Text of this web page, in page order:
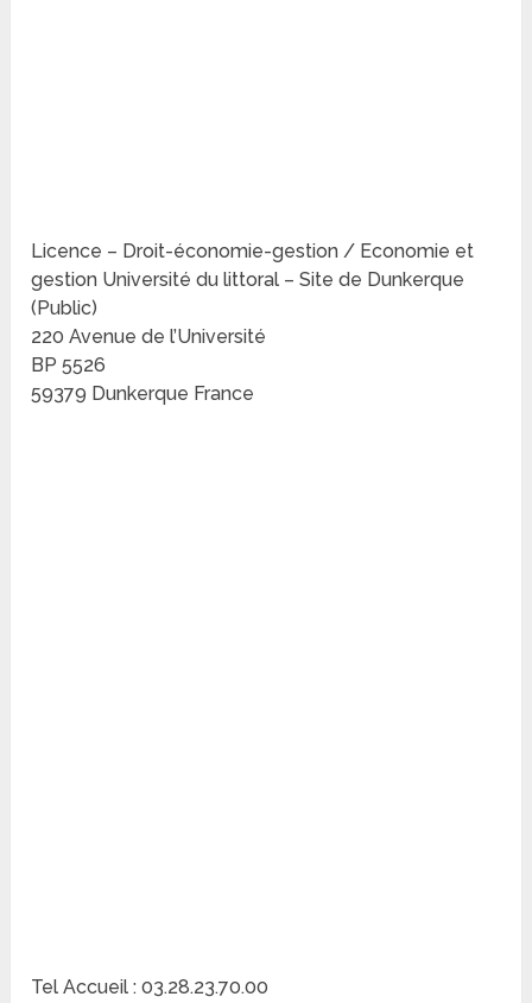
Licence – Droit-économie-gestion / Economie et
gestion Université du littoral – Site de Dunkerque
(Public)
220 Avenue de l’Université
BP 5526
59379 Dunkerque France
Tel Accueil : 03.28.23.70.00